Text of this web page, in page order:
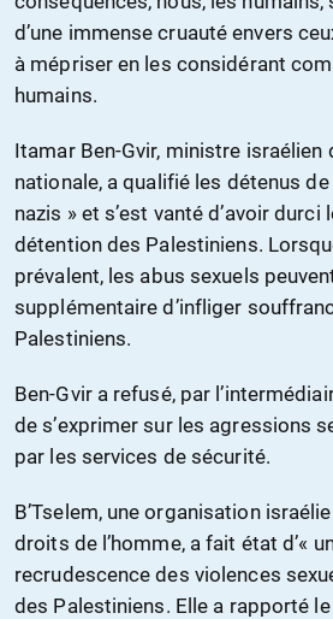
d’une immense cruauté envers
à mépriser en les considérant
humains.
Itamar Ben-Gvir, ministre israélien
nationale, a qualifié les détenus de
nazis » et s’est vanté d’avoir
détention des Palestiniens.
prévalent, les abus sexuels
supplémentaire d’infliger
Palestiniens.
Ben-Gvir a refusé, par
de s’exprimer sur les agressions
par les services de sécurité.
B’Tselem, une organisation
droits de l’homme, a fait état d’«
recrudescence des violences
des Palestiniens. Elle a rapporté